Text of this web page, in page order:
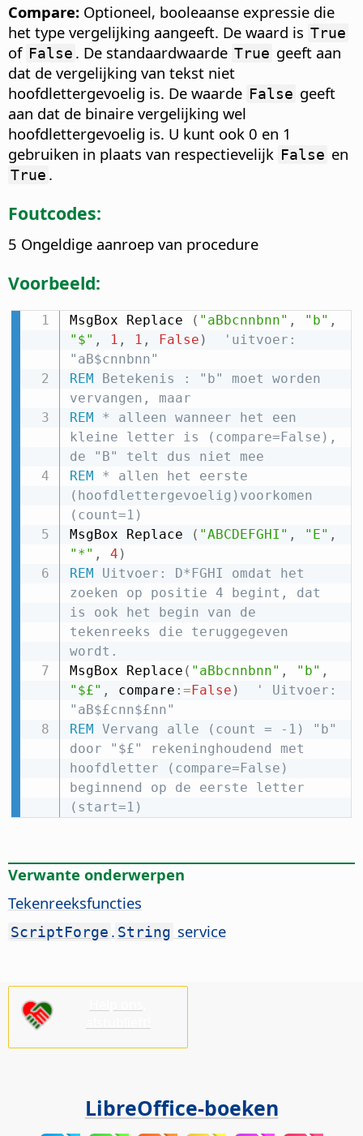
Compare: Optioneel, booleaanse expressie die
het type vergelijking aangeeft. De waard is True
of False . De standaardwaarde True geeft aan
dat de vergelijking van tekst niet
hoofdlettergevoelig is. De waarde False geeft
aan dat de binaire vergelijking wel
hoofdlettergevoelig is. U kunt ook 0 en 1
gebruiken in plaats van respectievelijk False en
True .
Foutcodes:
5 Ongeldige aanroep van procedure
Voorbeeld:
MsgBox Replace ( "aBbcnnbnn" , "b" ,
"$" , 1 , 1 , False )
'uitvoer:
"aB$cnnbnn"
REM Betekenis : "b" moet worden
vervangen, maar
REM * alleen wanneer het een
kleine letter is (compare=False),
de "B" telt dus niet mee
REM * allen het eerste
(hoofdlettergevoelig)voorkomen
(count=1)
MsgBox Replace
( "ABCDEFGHI" , "E" ,
"*" , 4 )
REM Uitvoer: D*FGHI omdat het
zoeken op positie 4 begint, dat
is ook het begin van de
tekenreeks die teruggegeven
wordt.
MsgBox Replace ( "aBbcnnbnn" , "b" ,
"$£" , compare : =False )
' Uitvoer:
"aB$£cnn$£nn"
REM Vervang alle (count = -1) "b"
door "$£" rekeninghoudend met
hoofdletter (compare=False)
beginnend op de eerste letter
(start=1)
Verwante onderwerpen
Tekenreeksfuncties
ScriptForge . String service
LibreOffice-boeken